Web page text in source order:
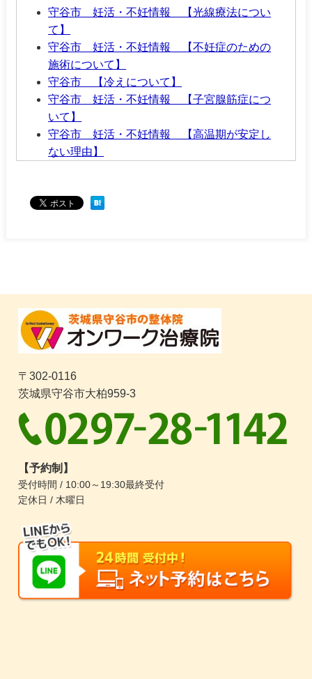
守谷市 妊活・不妊情報 【光線療法につい
て】
守谷市 妊活・不妊情報 【不妊症のための
施術について】
守谷市 【冷えについて】
守谷市 妊活・不妊情報 【子宮腺筋症につ
いて】
守谷市 妊活・不妊情報 【高温期が安定し
ない理由】
守谷市 婦人科鍼灸・整体情報 【不正出血
守谷市 妊活・不妊情報 【卵巣過剰刺激症
候群(OHSS)について】
守谷市 妊活・不妊情報 【人工授精につい
守谷市 妊活・不妊情報 【ＡＭＨについ
て】
守谷市 妊活・不妊整体鍼灸情報 【タイミ
ング療法について】
守谷市 妊活・不妊整体鍼灸情報 【基礎体
温について】
守谷市 婦人科専門整体院 【冷えについ
て】
体づくり（ミネラル）】
守谷市 妊活・不妊情報 【妊娠のための身
体づくり(抗酸化に役立つビタミン)】
守谷市 不妊・妊活 整体鍼灸情報 【妊娠
のための身体づくり（活性酸素・抗酸化）】
〒302-0116
茨城県守谷市大柏959-3
【予約制】
受付時間 / 10:00～19:30最終受付
定休日 / 木曜日